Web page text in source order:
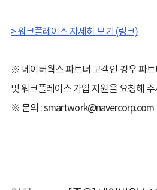
> 워크플레이스 자세히 보기 (링크)
※ 네이버웍스 파트너 고객인 경우 파
및 워크플레이스 가입 지원을 요청해
※ 문의 : smartwork@navercorp.com